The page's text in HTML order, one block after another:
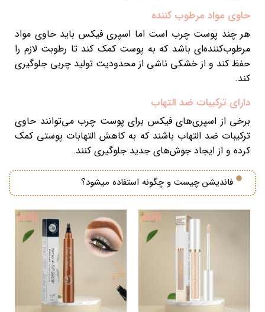
حاوی مواد مرطوب کننده
هر چند پوست چرب است اما اسپری فیکس باید حاوی مواد
مرطوب‌کننده‌ای باشد که به پوست کمک کند تا رطوبت لازم را
حفظ کند و از خشکی ناشی از محدودیت تولید چربی جلوگیری
کند.
دارای ترکیبات ضد التهاب
برخی از اسپری‌های فیکس برای پوست چرب می‌توانند حاوی
ترکیبات ضد التهاب باشند که به کاهش التهابات پوستی کمک
کرده و از ایجاد جوش‌های جدید جلوگیری کنند.
فاندیشن چیست و چگونه استفاده میشود؟